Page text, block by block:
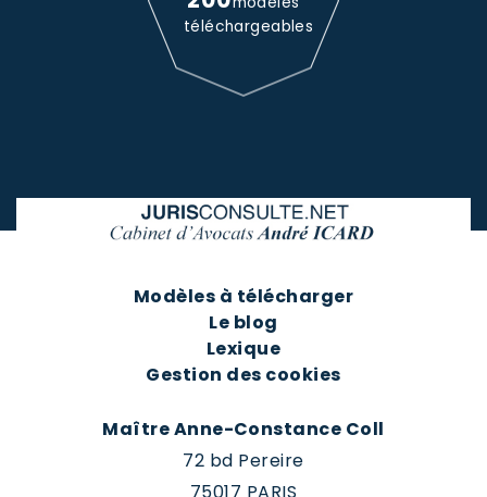
téléchargeables
Modèles à télécharger
Le blog
Lexique
Gestion des cookies
Maître Anne-Constance Coll
72 bd Pereire